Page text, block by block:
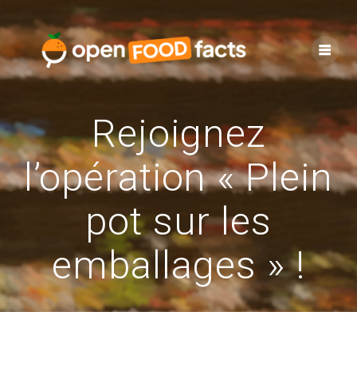
to
content
Rejoignez
l’opération « Plein
pot sur les
emballages » !